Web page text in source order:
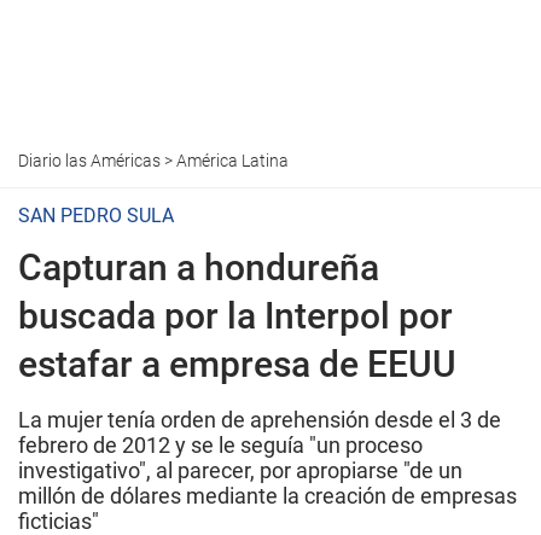
Diario las Américas>América Latina
SAN PEDRO SULA
Capturan a hondureña
buscada por la Interpol por
estafar a empresa de EEUU
La mujer tenía orden de aprehensión desde el 3 de
febrero de 2012 y se le seguía "un proceso
investigativo", al parecer, por apropiarse "de un
millón de dólares mediante la creación de empresas
ficticias"